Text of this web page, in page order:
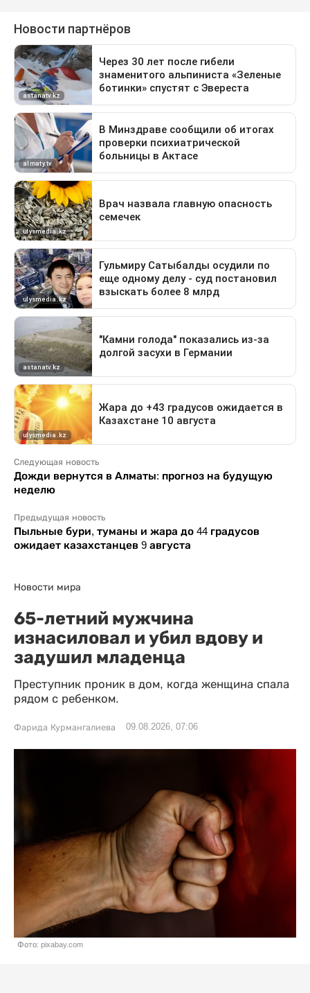
Следующая новость
Дожди вернутся в Алматы: прогноз на будущую
неделю
Предыдущая новость
Пыльные бури, туманы и жара до 44 градусов
ожидает казахстанцев 9 августа
Новости мира
65-летний мужчина
изнасиловал и убил вдову и
задушил младенца
Преступник проник в дом, когда женщина спала
рядом с ребенком.
Фарида Курмангалиева 09.08.2026, 07:06
Фото: pixabay.com